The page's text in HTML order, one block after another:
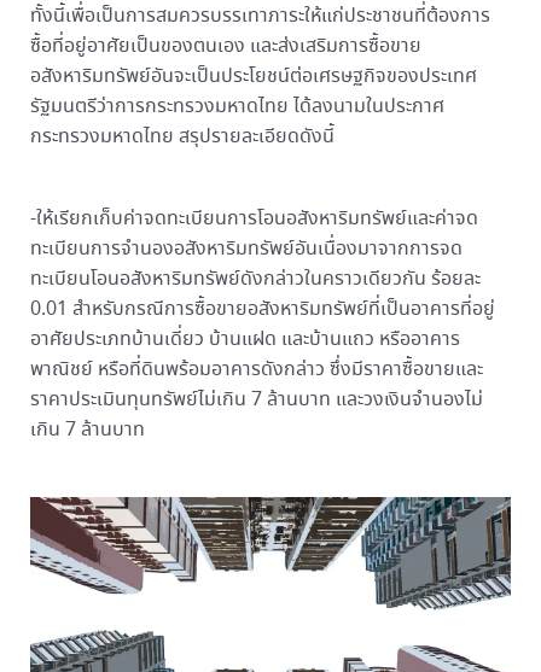
ทั้งนี้เพื่อเป็นการสมควรบรรเทาภาระให้แก่ประชาชนที่ต้องการ
ซื้อที่อยู่อาศัยเป็นของตนเอง และส่งเสริมการซื้อขาย
อสังหาริมทรัพย์อันจะเป็นประโยชน์ต่อเศรษฐกิจของประเทศ
รัฐมนตรีว่าการกระทรวงมหาดไทย ได้ลงนามในประกาศ
กระทรวงมหาดไทย สรุปรายละเอียดดังนี้
-ให้เรียกเก็บค่าจดทะเบียนการโอนอสังหาริมทรัพย์และค่าจด
ทะเบียนการจำนองอสังหาริมทรัพย์อันเนื่องมาจากการจด
ทะเบียนโอนอสังหาริมทรัพย์ดังกล่าวในคราวเดียวกัน ร้อยละ
0.01 สำหรับกรณีการซื้อขายอสังหาริมทรัพย์ที่เป็นอาคารที่อยู่
อาศัยประเภทบ้านเดี่ยว บ้านแฝด และบ้านแถว หรืออาคาร
พาณิชย์ หรือที่ดินพร้อมอาคารดังกล่าว ซึ่งมีราคาซื้อขายและ
ราคาประเมินทุนทรัพย์ไม่เกิน 7 ล้านบาท และวงเงินจำนองไม่
เกิน 7 ล้านบาท